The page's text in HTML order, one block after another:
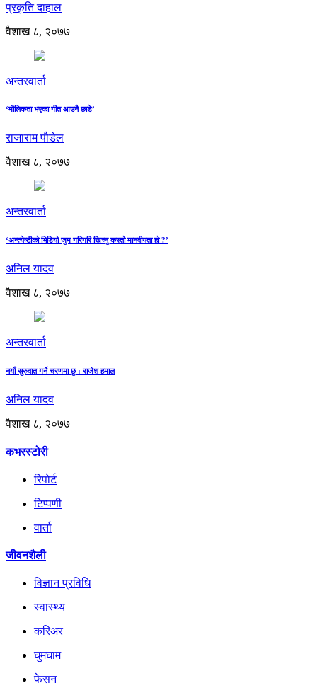
प्रकृति दाहाल
वैशाख ८, २०७७
अन्तरवार्ता
‘मौलिकता भएका गीत आउनै छाडे’
राजाराम पौडेल
वैशाख ८, २०७७
अन्तरवार्ता
‘अन्त्येष्टीको भिडियो जुम गरिगरि खिच्नु कस्तो मानवीयता हो ?’
अनिल यादव
वैशाख ८, २०७७
अन्तरवार्ता
नयाँ सुरुवात गर्ने चरणमा छु : राजेश हमाल
अनिल यादव
वैशाख ८, २०७७
कभरस्टोरी
रिपोर्ट
टिप्पणी
वार्ता
जीवनशैली
विज्ञान प्रविधि
स्वास्थ्य
करिअर
घुमघाम
फेसन